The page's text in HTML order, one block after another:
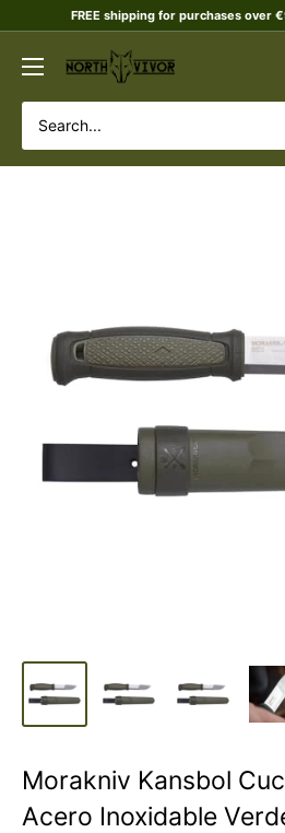
content
FREE shipping for purchases over
NORTHVIVOR
Morakniv Kansbol
Acero Inoxidable